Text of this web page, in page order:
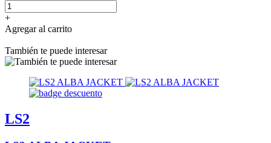
+
Agregar al carrito
También te puede interesar
LS2